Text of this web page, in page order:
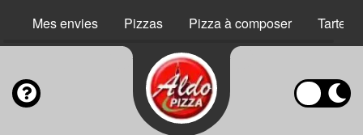
Mes envies Pizzas Pizza à composer Tartes